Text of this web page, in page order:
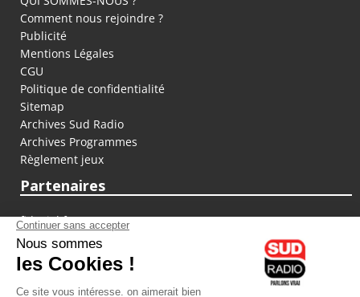
Comment nous rejoindre ?
Publicité
Mentions Légales
CGU
Politique de confidentialité
Sitemap
Archives Sud Radio
Archives Programmes
Règlement jeux
Partenaires
fiducial.fr
lyoncapitale.fr
olympique-et-lyonnais.com
L'application Iphone / Android